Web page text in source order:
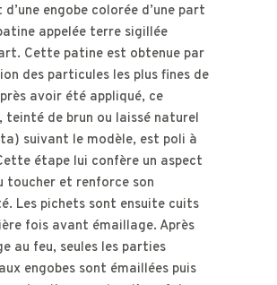
engobe colorée d’une part
appelée terre sigillée
Cette patine est obtenue par
des particules les plus fines de
avoir été appliqué, ce
teinté de brun ou laissé naturel
suivant le modèle, est poli à
étape lui confère un aspect
toucher et renforce son
Les pichets sont ensuite cuits
fois avant émaillage. Après
au feu, seules les parties
engobes sont émaillées puis